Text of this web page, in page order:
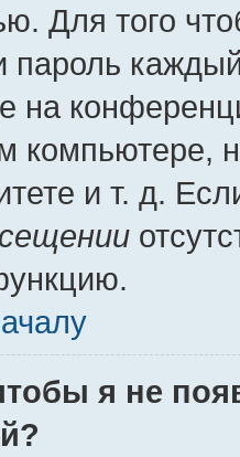
Для того
пароль
на
компьютере,
и т. д.
я не